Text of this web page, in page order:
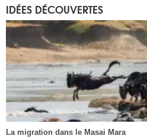
IDÉES DÉCOUVERTES
La migration dans le Masai Mara